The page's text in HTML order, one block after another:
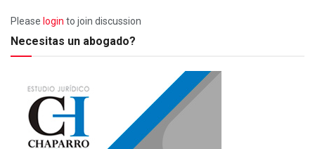
Please login to join discussion
Necesitas un abogado?